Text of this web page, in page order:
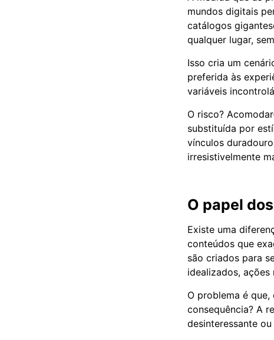
mundos digitais
catálogos
qualquer lugar,
Isso cria um
preferida às
variáveis
O risco?
substituída por
vínculos
irresistivelmente
O papel
Existe uma
conteúdos que
são criados para
idealizados, ações
O problema é
consequência? A
desinteressante ou